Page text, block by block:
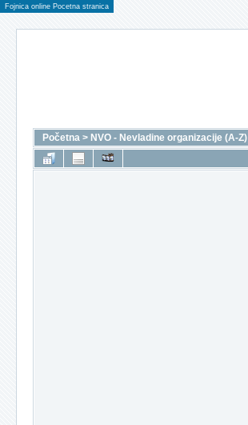
Fojnica online Pocetna stranica
Početna > NVO - Nevladine organizacije (A-Z)